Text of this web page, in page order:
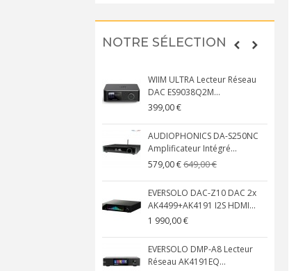
NOTRE SÉLECTION
WIIM ULTRA Lecteur Réseau
DAC ES9038Q2M...
399,00 €
AUDIOPHONICS DA-S250NC
Amplificateur Intégré...
579,00 €649,00 €
EVERSOLO DAC-Z10 DAC 2x
AK4499+AK4191 I2S HDMI...
1 990,00 €
EVERSOLO DMP-A8 Lecteur
Réseau AK4191EQ...